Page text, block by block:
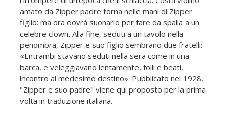
amato da Zipper padre torna nelle mani di Zipper
figlio: ma ora dovrà suonarlo per fare da spalla a un
celebre clown. Alla fine, seduti a un tavolo nella
penombra, Zipper e suo figlio sembrano due fratelli:
«Entrambi stavano seduti nella sera come in una
barca, e veleggiavano lentamente, folli e beati,
incontro al medesimo destino». Pubblicato nel 1928,
"Zipper e suo padre" viene qui proposto per la prima
volta in traduzione italiana.